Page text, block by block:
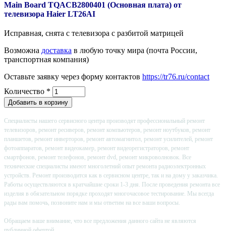
Main Board TQACB2800401 (Основная плата) от
телевизора Haier LT26AI
Исправная, снята с телевизора с разбитой матрицей
Возможна доставка в любую точку мира (почта России,
транспортная компания)
Оставьте заявку через форму контактов https://tr76.ru/contact
Количество *
Специалисты нашего сервисного центра производят профессиональный ремонт
телевизоров, ремонт ресиверов, ремонт компьютеров, ремонт ноутбуков, ремонт
планшетов, ремонт инверторов, ремонт автомагнитол, ремонт усилителей, ремонт
фотоаппаратов, ремонт видеокамер, ремонт видеорегистраторов, ремонт
смартфонов, ремонт телефонов, ремонт dvd, ремонт микроволновок. Все
технические специалисты имеют многолетний опыт ремонта радиоэлектронных
устройств. Ремонт производится как в сервисном центре, так и на дому у заказчика.
Работы осуществляются в кратчайшие сроки 1-3 дня. После проведения ремонта все
изделия в обязательном порядке проходят многочасовое тестирование. Мы всегда
рады вам помочь, позвоните нам и мы ответим на все ваши вопросы.
Обращаем ваше внимание, что все предложения данного сайта не являются